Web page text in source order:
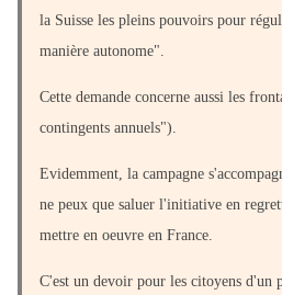
la Suisse les pleins pouvoirs pour
manière autonome".
Cette demande concerne aussi les
contingents annuels").
Evidemment, la campagne
ne peux que saluer l'initiative en
mettre en oeuvre en France.
C'est un devoir pour les citoyens d'un